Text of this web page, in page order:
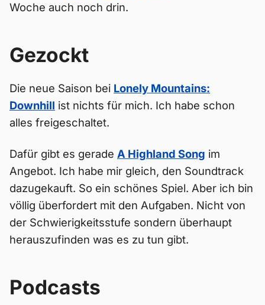
Woche auch noch drin.
Gezockt
Die neue Saison bei Lonely Mountains:
Downhill ist nichts für mich. Ich habe schon
alles freigeschaltet.
Dafür gibt es gerade A Highland Song im
Angebot. Ich habe mir gleich, den Soundtrack
dazugekauft. So ein schönes Spiel. Aber ich bin
völlig überfordert mit den Aufgaben. Nicht von
der Schwierigkeitsstufe sondern überhaupt
herauszufinden was es zu tun gibt.
Podcasts